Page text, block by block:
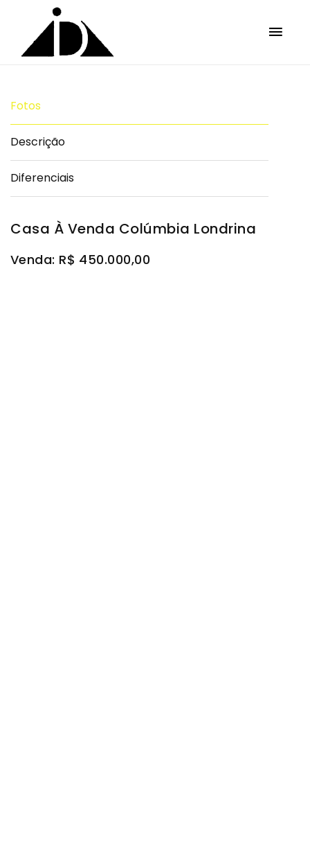
Fotos
Descrição
Diferenciais
Casa À Venda Colúmbia Londrina
Venda: R$ 450.000,00